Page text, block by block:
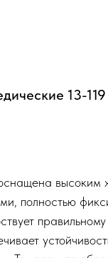
13-119
высоким
полностью